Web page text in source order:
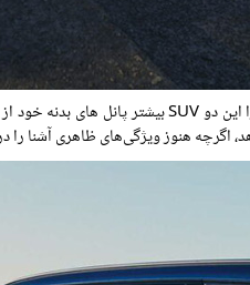
اگرچه هنوز ویژگی‌های ظاهری آشنا را